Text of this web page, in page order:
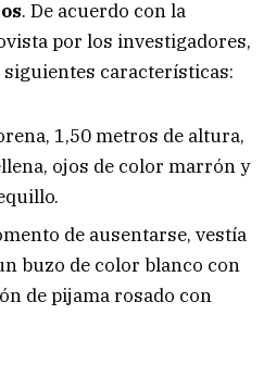
. De acuerdo con la
por los investigadores,
características:
1,50 metros de altura,
ojos de color marrón y
de ausentarse, vestía
buzo de color blanco con
de pijama rosado con